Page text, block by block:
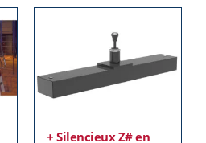
+ Silencieux Z# en